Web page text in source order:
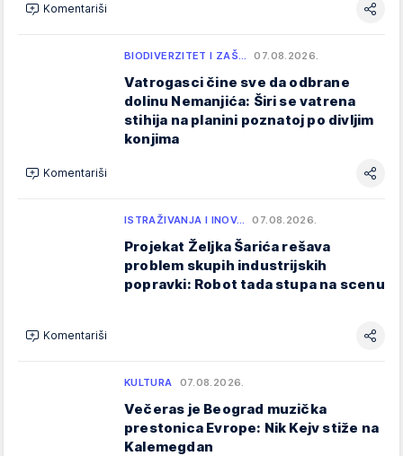
Komentariši
BIODIVERZITET I ZAŠ… 07.08.2026.
Vatrogasci čine sve da odbrane
dolinu Nemanjića: Širi se vatrena
stihija na planini poznatoj po divljim
konjima
Komentariši
ISTRAŽIVANJA I INOV… 07.08.2026.
Projekat Željka Šarića rešava
problem skupih industrijskih
popravki: Robot tada stupa na scenu
Komentariši
KULTURA 07.08.2026.
Večeras je Beograd muzička
prestonica Evrope: Nik Kejv stiže na
Kalemegdan